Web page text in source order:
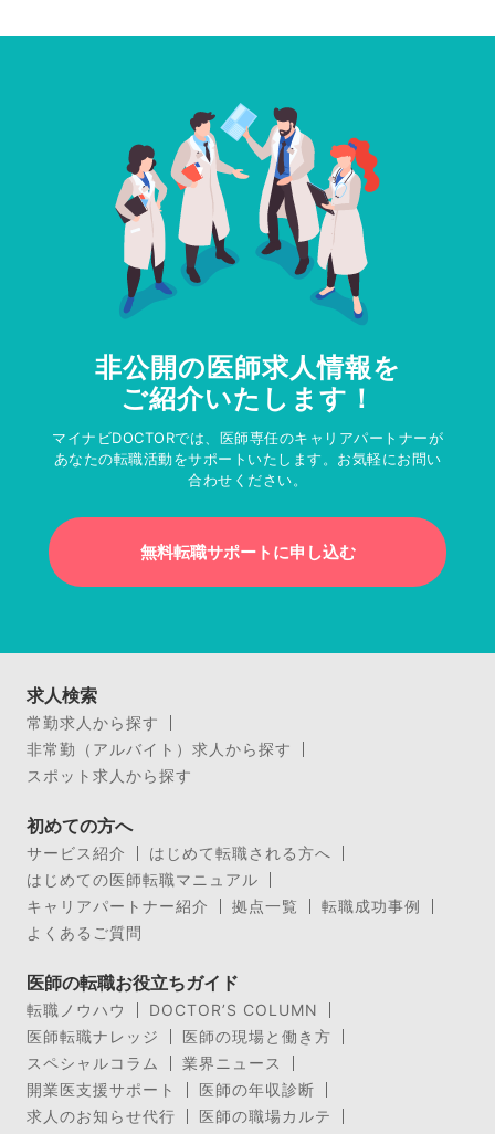
非公開の医師求人情報を
ご紹介いたします！
マイナビDOCTORでは、医師専任のキャリアパートナーが
あなたの転職活動をサポートいたします。お気軽にお問い
合わせください。
無料転職サポートに申し込む
求人検索
常勤求人から探す
非常勤（アルバイト）求人から探す
スポット求人から探す
初めての方へ
サービス紹介
はじめて転職される方へ
はじめての医師転職マニュアル
キャリアパートナー紹介
拠点一覧
転職成功事例
よくあるご質問
医師の転職お役立ちガイド
転職ノウハウ
DOCTOR’S COLUMN
医師転職ナレッジ
医師の現場と働き方
スペシャルコラム
業界ニュース
開業医支援サポート
医師の年収診断
求人のお知らせ代行
医師の職場カルテ